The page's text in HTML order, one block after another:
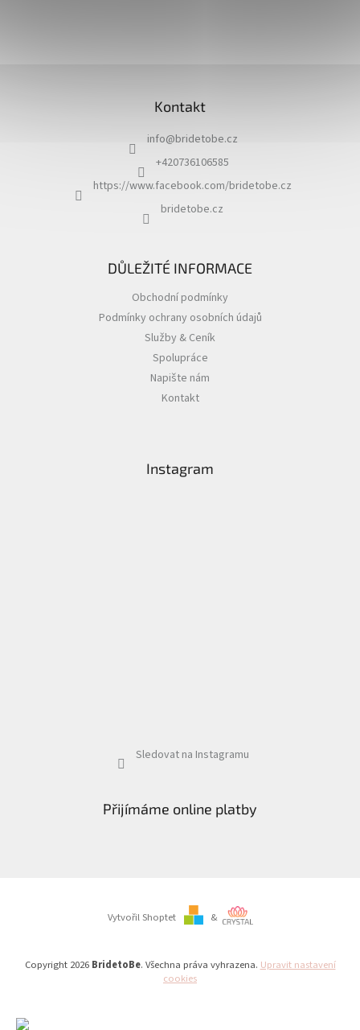
Kontakt
info@bridetobe.cz
+420736106585
https://www.facebook.com/bridetobe.cz
bridetobe.cz
DŮLEŽITÉ INFORMACE
Obchodní podmínky
Podmínky ochrany osobních údajů
Služby & Ceník
Spolupráce
Napište nám
Kontakt
Instagram
Sledovat na Instagramu
Přijímáme online platby
Vytvořil Shoptet &
Copyright 2026 BridetoBe. Všechna práva vyhrazena. Upravit nastavení
cookies